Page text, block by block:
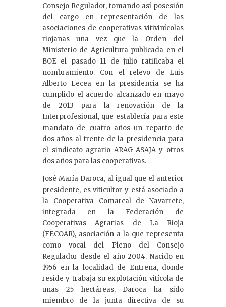
Consejo Regulador, tomando así posesión
del cargo en representación de las
asociaciones de cooperativas vitivinícolas
riojanas una vez que la Orden del
Ministerio de Agricultura publicada en el
BOE el pasado 11 de julio ratificaba el
nombramiento. Con el relevo de Luis
Alberto Lecea en la presidencia se ha
cumplido el acuerdo alcanzado en mayo
de 2013 para la renovación de la
Interprofesional, que establecía para este
mandato de cuatro años un reparto de
dos años al frente de la presidencia para
el sindicato agrario ARAG-ASAJA y otros
dos años para las cooperativas.
José María Daroca, al igual que el anterior
presidente, es viticultor y está asociado a
la Cooperativa Comarcal de Navarrete,
integrada en la Federación de
Cooperativas Agrarias de La Rioja
(FECOAR), asociación a la que representa
como vocal del Pleno del Consejo
Regulador desde el año 2004. Nacido en
1956 en la localidad de Entrena, donde
reside y trabaja su explotación vitícola de
unas 25 hectáreas, Daroca ha sido
miembro de la junta directiva de su